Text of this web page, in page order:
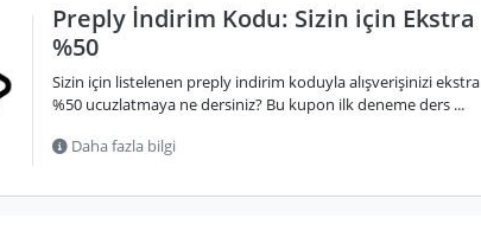
Preply İndirim Kodu: Sizin için Ekstra
%50
Sizin için listelenen preply indirim koduyla alışverişinizi ekstra
%50 ucuzlatmaya ne dersiniz? Bu kupon ilk deneme ders ...
Daha fazla bilgi